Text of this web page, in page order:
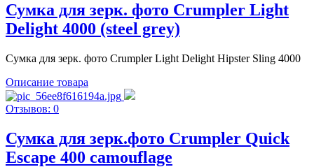
Сумка для зерк. фото Crumpler Light
Delight 4000 (steel grey)
Сумка для зерк. фото Crumpler Light Delight Hipster Sling 4000
Описание товара
Отзывов: 0
Сумка для зерк.фото Crumpler Quick
Escape 400 camouflage